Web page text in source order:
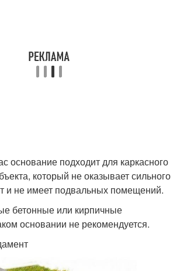
основание подходит для каркасного
который не оказывает сильного
и не имеет подвальных помещений.
бетонные или кирпичные
основании не рекомендуется.